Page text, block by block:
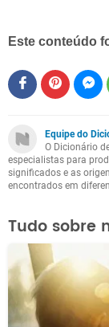
Este conteúdo
Este conteúdo
Outro
Equipe do
O Dicionário
especialistas para
significados e as
encontrados em
Tudo sobre